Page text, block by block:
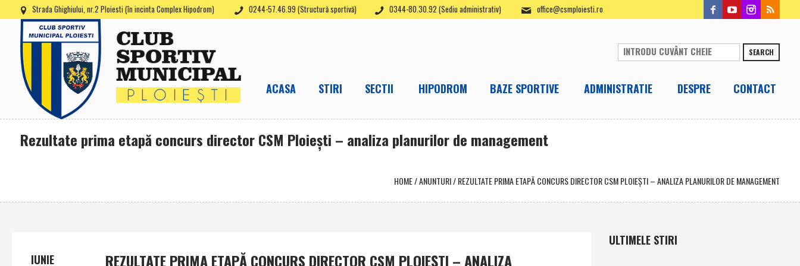
Strada Ghighiului, nr.2 Ploiesti (în incinta Complex Hipodrom) 0244-57.46.99 (Structură sportivă) 0344-80.30.92 (Sediu administrativ) office@csmploiesti.ro
SEARCH
ACASA STIRI SECTII HIPODROM BAZE SPORTIVE ADMINISTRATIE DESPRE CONTACT
Rezultate prima etapă concurs director CSM Ploieşti – analiza planurilor de management
HOME/ANUNTURI/REZULTATE PRIMA ETAPĂ CONCURS DIRECTOR CSM PLOIEŞTI – ANALIZA PLANURILOR DE MANAGEMENT
IUNIE REZULTATE PRIMA ETAPĂ CONCURS DIRECTOR CSM PLOIEŞTI – ANALIZA
ULTIMELE STIRI